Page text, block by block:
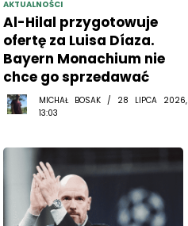
AKTUALNOŚCI
Al-Hilal przygotowuje
ofertę za Luisa Díaza.
Bayern Monachium nie
chce go sprzedawać
MICHAŁ BOSAK / 28 LIPCA 2026,
13:03